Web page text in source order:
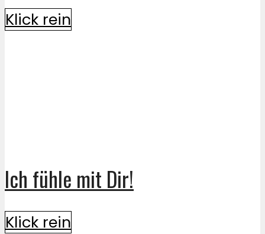
Klick rein
Ich fühle mit Dir!
Klick rein